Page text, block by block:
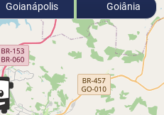
Goianápolis Goiânia